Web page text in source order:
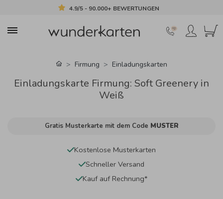
4.9/5 - 90.000+ BEWERTUNGEN
Firmung Einladungskarten
Einladungskarte Firmung: Soft Greenery in
Weiß
Gratis Musterkarte mit dem Code MUSTER
Kostenlose Musterkarten
Schneller Versand
Kauf auf Rechnung*